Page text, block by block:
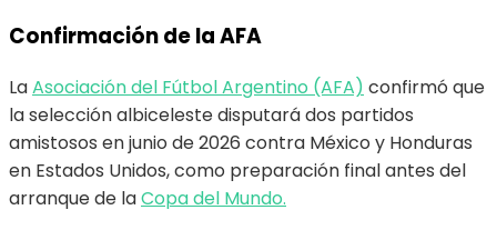
Confirmación de la AFA
LaAsociación del Fútbol Argentino (AFA) confirmó que
la selección albiceleste disputará dos partidos
amistosos en junio de 2026 contra México y Honduras
en Estados Unidos, como preparación final antes del
arranque de laCopa del Mundo.